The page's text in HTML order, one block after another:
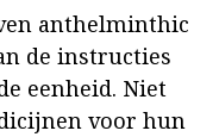
anthelminthic
de instructies
eenheid. Niet
voor hun